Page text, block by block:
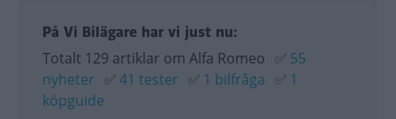
På Vi Bilägare har vi just nu:
Totalt 129 artiklar om Alfa Romeo ✅ 55
nyheter ✅41 tester ✅ 1 bilfråga ✅ 1
köpguide